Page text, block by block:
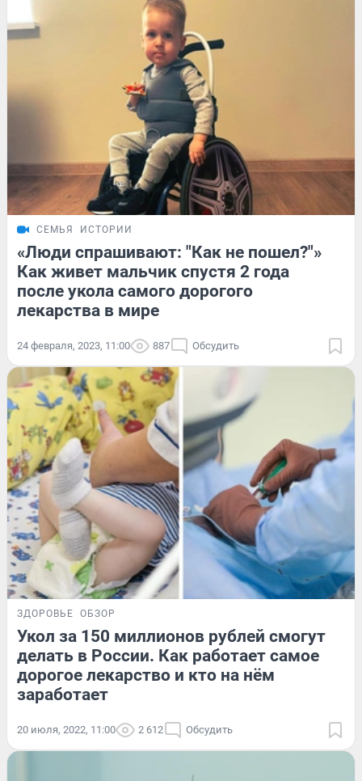
СЕМЬЯ ИСТОРИИ
«Люди спрашивают: "Как не пошел?"»
Как живет мальчик спустя 2 года
после укола самого дорогого
лекарства в мире
24 февраля, 2023, 11:00 887 Обсудить
ЗДОРОВЬЕ ОБЗОР
Укол за 150 миллионов рублей смогут
делать в России. Как работает самое
дорогое лекарство и кто на нём
заработает
20 июля, 2022, 11:00 2 612 Обсудить